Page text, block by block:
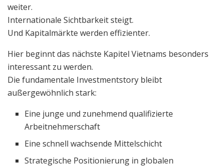
weiter.
Internationale Sichtbarkeit steigt.
Und Kapitalmärkte werden effizienter.
Hier beginnt das nächste Kapitel Vietnams besonders
interessant zu werden.
Die fundamentale Investmentstory bleibt
außergewöhnlich stark:
Eine junge und zunehmend qualifizierte
Arbeitnehmerschaft
Eine schnell wachsende Mittelschicht
Strategische Positionierung in globalen